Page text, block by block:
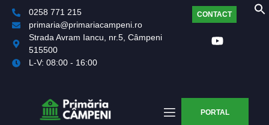
0258 771 215
primaria@primariacampeni.ro
Strada Avram Iancu, nr.5, Câmpeni
515500
L-V: 08:00 - 16:00
CONTACT
PORTAL